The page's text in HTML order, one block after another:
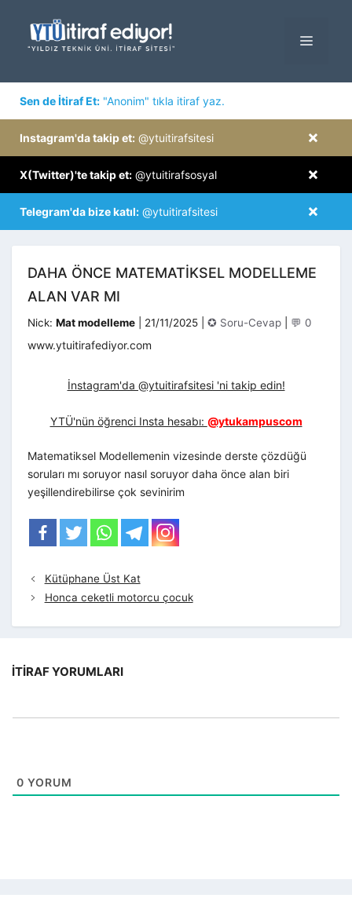
MENÜ
Sen de İtiraf Et: "Anonim" tıkla itiraf yaz.
×
Instagram'da takip et: @ytuitirafsitesi
×
X(Twitter)'te takip et: @ytuitirafsosyal
×
Telegram'da bize katıl: @ytuitirafsitesi
DAHA ÖNCE MATEMATİKSEL MODELLEME
ALAN VAR MI
Nick: Mat modelleme 21/11/2025 Kategoriler
✪ Soru-Cevap 💬 0
www.ytuitirafediyor.com
İnstagram'da @ytuitirafsitesi 'ni takip edin!
YTÜ'nün öğrenci Insta hesabı: @ytukampuscom
Matematiksel Modellemenin vizesinde derste çözdüğü
soruları mı soruyor nasıl soruyor daha önce alan biri
yeşillendirebilirse çok sevinirim
Kütüphane Üst Kat
Honca ceketli motorcu çocuk
İTIRAF YORUMLARI
0 YORUM